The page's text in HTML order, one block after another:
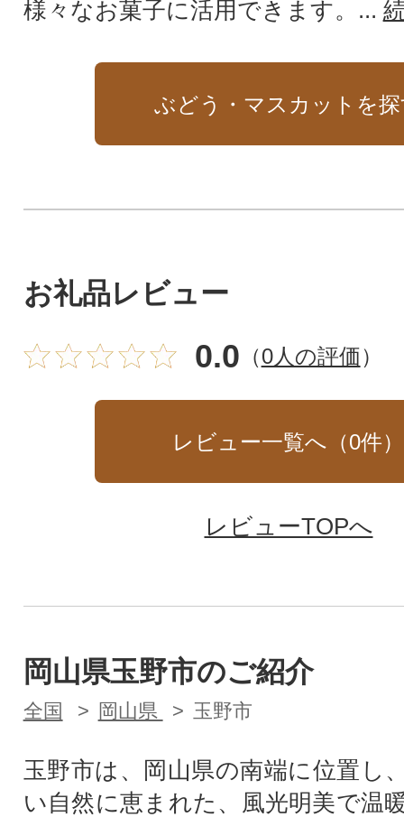
様々なお菓子に活用できます。...
ぶどう・マスカットを
お礼品レビュー
0.0 （0人の評価）
レビュー一覧へ（0件）
レビューTOPへ
岡山県玉野市のご紹介
全国 岡山県 玉野市
玉野市は、岡山県の南端に位置し
い自然に恵まれた、風光明美で温